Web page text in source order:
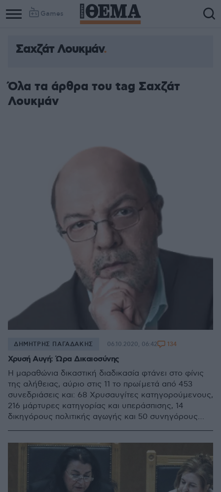
Games
Σαχζάτ Λουκμάν
Όλα τα άρθρα του tag Σαχζάτ
Λουκμάν
ΔΗΜΗΤΡΗΣ ΠΑΓΑΔΑΚΗΣ
Χρυσή Αυγή: Ώρα Δικαιοσύνης
Η μαραθώνια δικαστική διαδικασία φτάνει στο φίνις
της αλήθειας, αύριο στις 11 το πρωί μετά από 453
συνεδριάσεις και: 68 Χρυσαυγίτες κατηγορούμενους,
216 μάρτυρες κατηγορίας και υπεράσπισης, 14
δικηγόρους πολιτικής αγωγής και 50 συνηγόρους
06.10.2020, 06:42 134